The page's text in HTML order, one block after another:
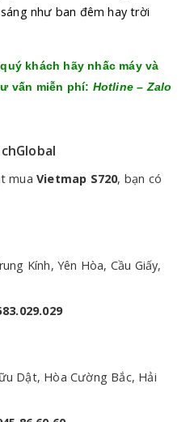
như ban đêm hay trời
khách hãy nhấc máy và
vấn miễn phí: Hotline – Zalo
mua Vietmap S720, bạn có
Kính, Yên Hòa, Cầu Giấy,
Dật, Hòa Cường Bắc, Hải